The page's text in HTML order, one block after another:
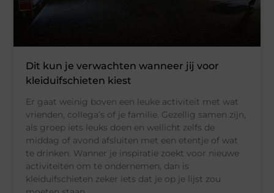
Dit kun je verwachten wanneer jij voor
kleiduifschieten kiest
Er gaat weinig boven een leuke activiteit met wat
vrienden, collega’s of je familie. Gezellig samen zijn,
als groep iets leuks doen en wellicht zelfs de
middag of avond afsluiten met een etentje of wat
te drinken. Wanner je inspiratie zoekt voor nieuwe
activiteiten om te ondernemen, dan is
kleiduifschieten zeker iets dat je op je lijst zou